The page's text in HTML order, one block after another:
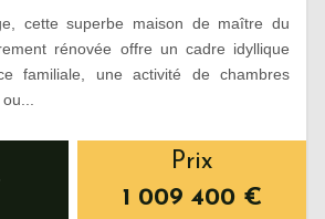
cette superbe maison de maître du
rénovée offre un cadre idyllique
familiale, une activité de chambres
Prix
1 009 400 €